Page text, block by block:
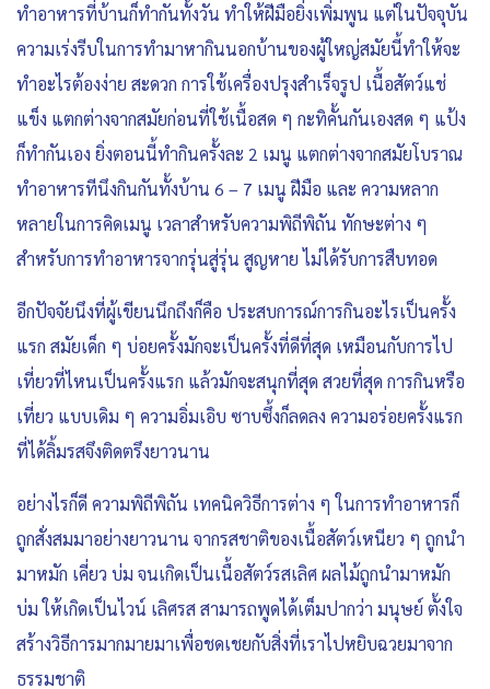
ทำอาหารที่บ้านก็ทำกันทั้งวัน ทำให้ฝีมือยิ่งเพิ่มพูน แต่ในปัจจุบัน
ความเร่งรีบในการทำมาหากินนอกบ้านของผู้ใหญ่สมัยนี้ทำให้จะ
ทำอะไรต้องง่าย สะดวก การใช้เครื่องปรุงสำเร็จรูป เนื้อสัตว์แช่
แข็ง แตกต่างจากสมัยก่อนที่ใช้เนื้อสด ๆ กะทิคั้นกันเองสด ๆ แป้ง
ก็ทำกันเอง ยิ่งตอนนี้ทำกินครั้งละ 2 เมนู แตกต่างจากสมัยโบราณ
ทำอาหารทีนึงกินกันทั้งบ้าน 6 – 7 เมนู ฝีมือ และ ความหลาก
หลายในการคิดเมนู เวลาสำหรับความพิถีพิถัน ทักษะต่าง ๆ
สำหรับการทำอาหารจากรุ่นสู่รุ่น สูญหาย ไม่ได้รับการสืบทอด
อีกปัจจัยนึงที่ผู้เขียนนึกถึงก็คือ ประสบการณ์การกินอะไรเป็นครั้ง
แรก สมัยเด็ก ๆ บ่อยครั้งมักจะเป็นครั้งที่ดีที่สุด เหมือนกับการไป
เที่ยวที่ไหนเป็นครั้งแรก แล้วมักจะสนุกที่สุด สวยที่สุด การกินหรือ
เที่ยว แบบเดิม ๆ ความอิ่มเอิบ ซาบซึ้งก็ลดลง ความอร่อยครั้งแรก
ที่ได้ลิ้มรสจึงติดตรึงยาวนาน
อย่างไรก็ดี ความพิถีพิถัน เทคนิควิธีการต่าง ๆ ในการทำอาหารก็
ถูกสั่งสมมาอย่างยาวนาน จากรสชาติของเนื้อสัตว์เหนียว ๆ ถูกนำ
มาหมัก เคี่ยว บ่ม จนเกิดเป็นเนื้อสัตว์รสเลิศ ผลไม้ถูกนำมาหมัก
บ่ม ให้เกิดเป็นไวน์ เลิศรส สามารถพูดได้เต็มปากว่า มนุษย์ ตั้งใจ
สร้างวิธีการมากมายมาเพื่อชดเชยกับสิ่งที่เราไปหยิบฉวยมาจาก
ธรรมชาติ